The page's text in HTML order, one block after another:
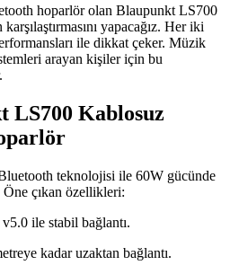
hoparlör olan Blaupunkt LS700
yapacağız. Her iki
ile dikkat çeker. Müzik
arayan kişiler için bu
LS700 Kablosuz
teknolojisi ile 60W gücünde
Öne çıkan özellikleri:
v5.0 ile stabil bağlantı.
kadar uzaktan bağlantı.